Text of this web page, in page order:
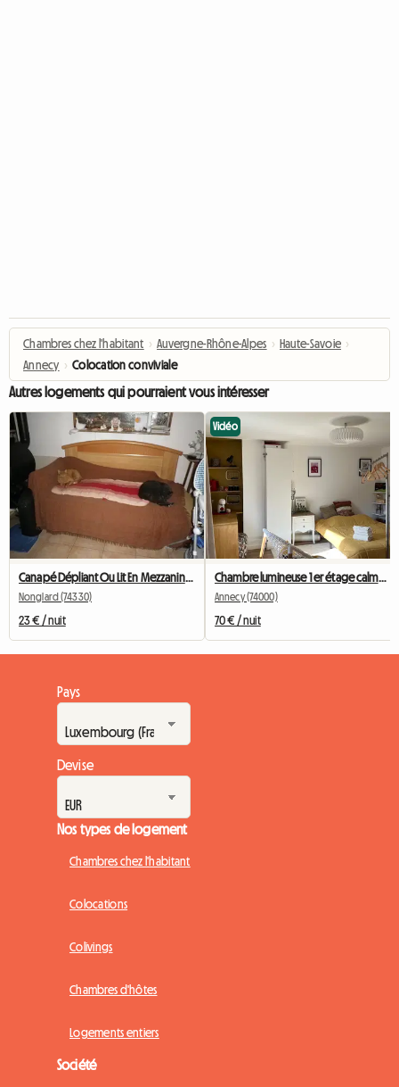
Chambres chez l'habitant › Auvergne-Rhône-Alpes › Haute-Savoie ›
Annecy › Colocation conviviale
Autres logements qui pourraient vous intéresser
Canapé Dépliant Ou Lit En Mezzanine En Nuitée Uniquement
Nonglard (74330)
23 € / nuit
Vidéo
Chambre lumineuse 1 er étage calme centre ville
Annecy (74000)
70 € / nuit
Pays
Devise
Nos types de logement
Chambres chez l'habitant
Colocations
Colivings
Chambres d'hôtes
Logements entiers
Société